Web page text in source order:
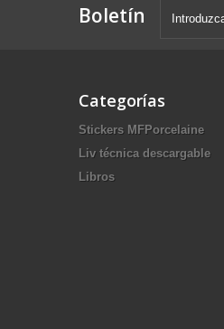
Boletín
Categorías
Stickers MFPorcelaine
Liv técnica descargable
Libros